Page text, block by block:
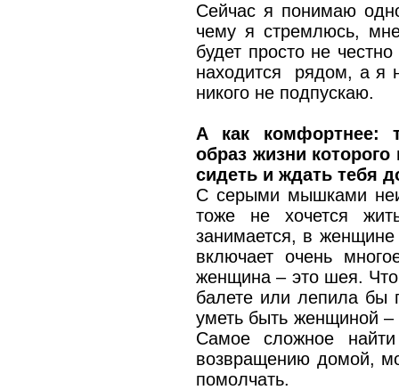
Сейчас я понимаю
чему я стремлюсь,
будет просто не
находится рядом, а я
никого не подпускаю.
А как комфортнее:
образ жизни
сидеть и ждать тебя
С серыми мышками
тоже не хочется
занимается, в
включает очень
женщина – это шея.
балете или лепила бы
уметь быть женщиной –
Самое сложное
возвращению домой,
помолчать.